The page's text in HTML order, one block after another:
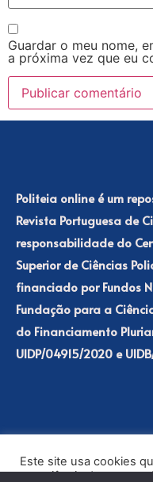
Guardar o meu nome,
a próxima vez que eu
Politeia online é um
Revista Portuguesa de
responsabilidade do
Superior de Ciências
financiado por Fundos
Fundação para a
do Financiamento
UIDP/04915/2020 e
Este site usa cookies
experiência de